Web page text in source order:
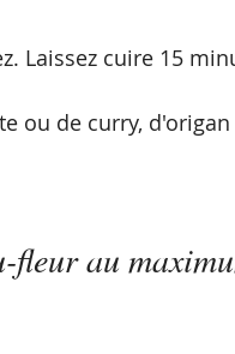
Laissez cuire 15
ou de curry, d'origan
fleur au